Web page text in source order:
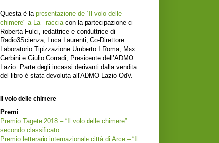
Questa è la presentazione de "Il volo delle
chimere" a La Traccia con la partecipazione di
Roberta Fulci, redattrice e conduttrice di
Radio3Scienza; Luca Laurenti, Co-Direttore
Laboratorio Tipizzazione Umberto I Roma, Max
Cerbini e Giulio Corradi, Presidente dell’ADMO
Lazio. Parte degli incassi derivanti dalla vendita
del libro è stata devoluta all'ADMO Lazio OdV.
Il volo delle chimere
Premi
Premio Tagete 2018 – “Il volo delle chimere”
secondo classificato
Premio letterario internazionale città di Arce – “Il